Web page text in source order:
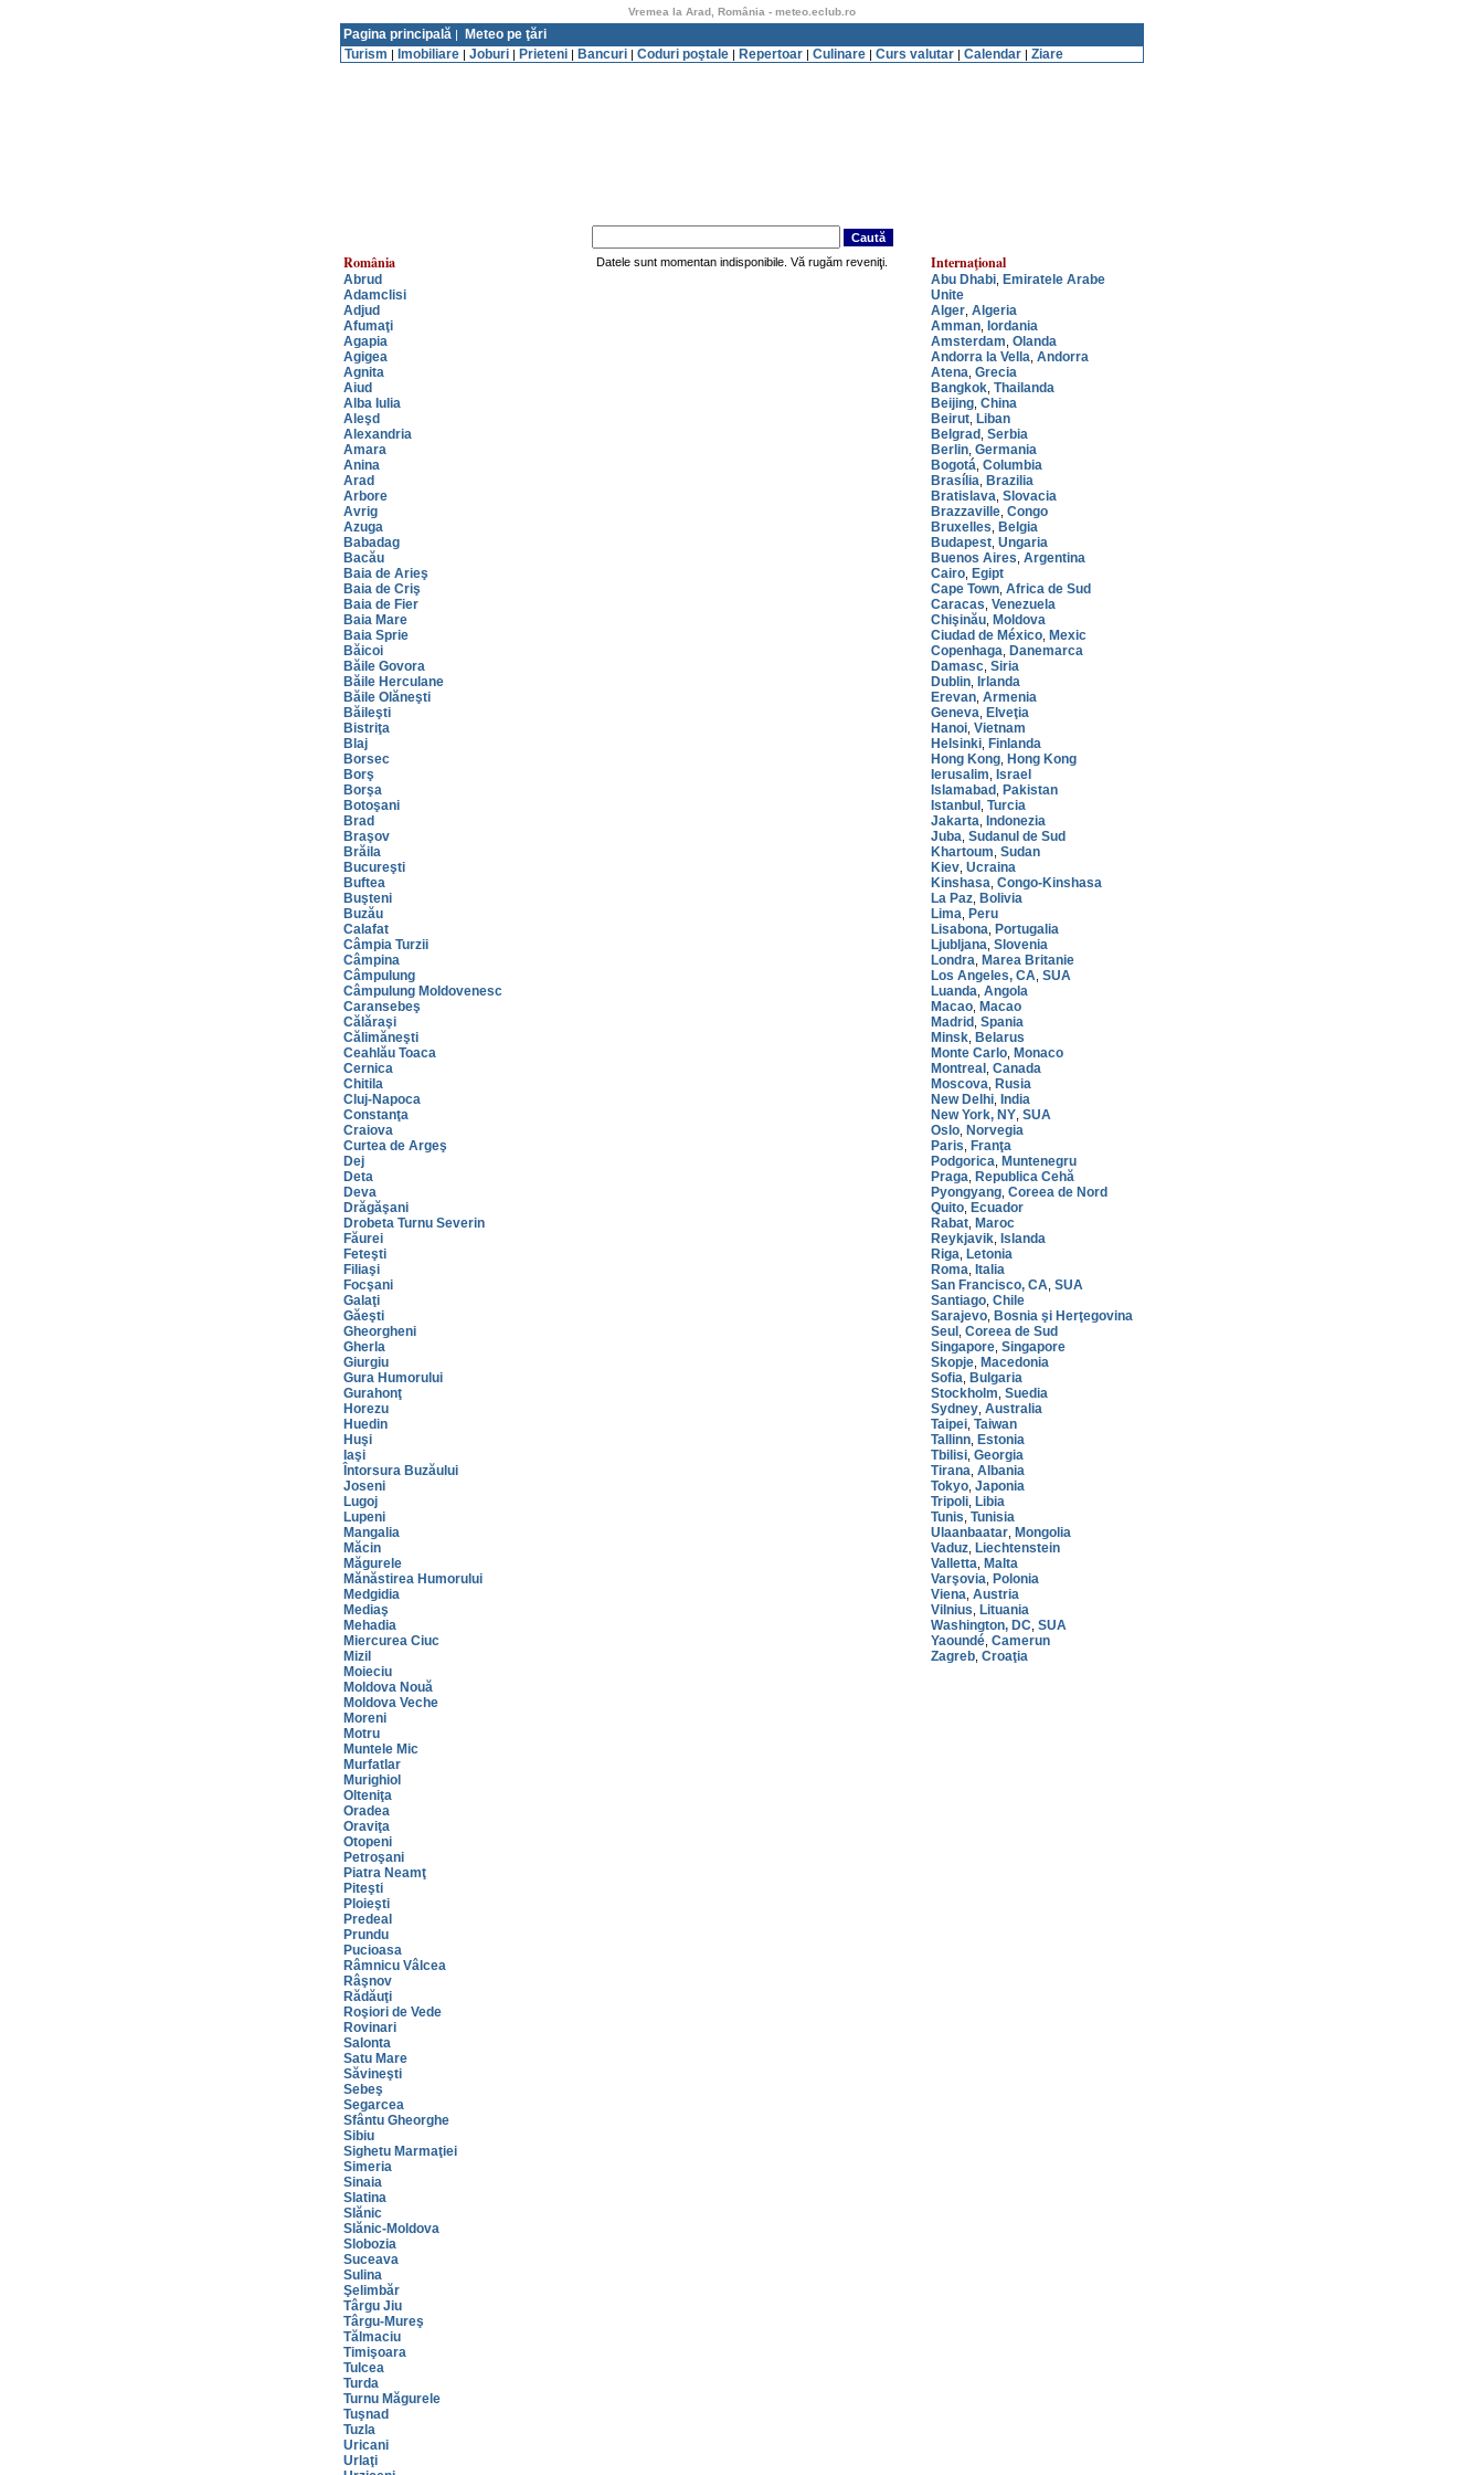
Vremea la Arad, România - meteo.eclub.ro
Pagina principală |
Meteo pe ţări
Turism | Imobiliare | Joburi | Prieteni | Bancuri | Coduri poştale | Repertoar | Culinare | Curs valutar | Calendar | Ziare
România
Abrud
Adamclisi
Adjud
Afumaţi
Agapia
Agigea
Agnita
Aiud
Alba Iulia
Aleşd
Alexandria
Amara
Anina
Arad
Arbore
Avrig
Azuga
Babadag
Bacău
Baia de Arieş
Baia de Criş
Baia de Fier
Baia Mare
Baia Sprie
Băicoi
Băile Govora
Băile Herculane
Băile Olăneşti
Băileşti
Bistriţa
Blaj
Borsec
Borş
Borşa
Botoşani
Brad
Braşov
Brăila
Bucureşti
Buftea
Buşteni
Buzău
Calafat
Câmpia Turzii
Câmpina
Câmpulung
Câmpulung Moldovenesc
Caransebeş
Călăraşi
Călimăneşti
Ceahlău Toaca
Cernica
Chitila
Cluj-Napoca
Constanţa
Craiova
Curtea de Argeş
Dej
Deta
Deva
Drăgăşani
Drobeta Turnu Severin
Făurei
Feteşti
Filiaşi
Focşani
Galaţi
Găeşti
Gheorgheni
Gherla
Giurgiu
Gura Humorului
Gurahonţ
Horezu
Huedin
Huşi
Iaşi
Întorsura Buzăului
Joseni
Lugoj
Lupeni
Mangalia
Măcin
Măgurele
Mănăstirea Humorului
Medgidia
Mediaş
Mehadia
Miercurea Ciuc
Mizil
Moieciu
Moldova Nouă
Moldova Veche
Moreni
Motru
Muntele Mic
Murfatlar
Murighiol
Olteniţa
Oradea
Oraviţa
Otopeni
Petroşani
Piatra Neamţ
Piteşti
Ploieşti
Predeal
Prundu
Pucioasa
Râmnicu Vâlcea
Râşnov
Rădăuţi
Roşiori de Vede
Rovinari
Salonta
Satu Mare
Săvineşti
Sebeş
Segarcea
Sfântu Gheorghe
Sibiu
Sighetu Marmaţiei
Simeria
Sinaia
Slatina
Slănic
Slănic-Moldova
Slobozia
Suceava
Sulina
Şelimbăr
Târgu Jiu
Târgu-Mureş
Tălmaciu
Timişoara
Tulcea
Turda
Turnu Măgurele
Tuşnad
Tuzla
Uricani
Urlaţi
Datele sunt momentan indisponibile. Vă rugăm reveniţi. Internaţional
Abu Dhabi Emiratele Arabe
Unite
Alger Algeria
Amman
Iordania
Amsterdam Olanda
Andorra la Vella Andorra
Atena Grecia
Bangkok Thailanda
Beijing China
Beirut Liban
Belgrad Serbia
Berlin Germania
Bogotá Columbia
Brasília Brazilia
Bratislava Slovacia
Brazzaville Congo
Bruxelles
Belgia
Budapest Ungaria
Buenos Aires Argentina
Cairo Egipt
Cape Town Africa de Sud
Caracas Venezuela
Chişinău Moldova
Ciudad de México Mexic
Copenhaga Danemarca
Damasc Siria
Dublin
Irlanda
Erevan Armenia
Geneva Elveţia
Hanoi Vietnam
Helsinki Finlanda
Hong Kong Hong Kong
Ierusalim
Israel
Islamabad
Pakistan
Istanbul
Turcia
Jakarta
Indonezia
Juba Sudanul de Sud
Khartoum Sudan
Kiev Ucraina
Kinshasa Congo-Kinshasa
La Paz Bolivia
Lima Peru
Lisabona Portugalia
Ljubljana Slovenia
Londra Marea Britanie
Los Angeles, CA SUA
Luanda Angola
Macao Macao
Madrid Spania
Minsk Belarus
Monte Carlo Monaco
Montreal
Canada
Moscova Rusia
New Delhi
India
New York, NY SUA
Oslo Norvegia
Paris
Franţa
Podgorica Muntenegru
Praga Republica Cehă
Pyongyang Coreea de Nord
Quito Ecuador
Rabat Maroc
Reykjavik
Islanda
Riga Letonia
Roma
Italia
San Francisco, CA SUA
Santiago Chile
Sarajevo Bosnia şi Herţegovina
Seul
Coreea de Sud
Singapore Singapore
Skopje Macedonia
Sofia Bulgaria
Stockholm Suedia
Sydney Australia
Taipei Taiwan
Tallinn Estonia
Tbilisi Georgia
Tirana Albania
Tokyo Japonia
Tripoli Libia
Tunis Tunisia
Ulaanbaatar Mongolia
Vaduz Liechtenstein
Valletta Malta
Varşovia Polonia
Viena Austria
Vilnius
Lituania
Washington, DC SUA
Yaoundé Camerun
Zagreb Croaţia